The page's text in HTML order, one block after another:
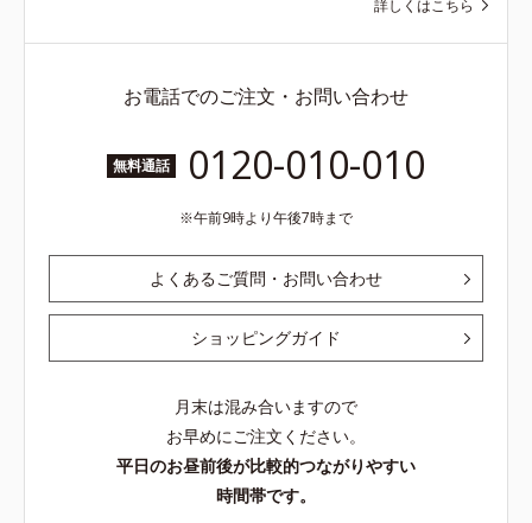
詳しくはこちら
お電話でのご注文・お問い合わせ
無料通話 0120-010-010
午前9時より午後7時まで
よくあるご質問・お問い合わせ
ショッピングガイド
月末は混み合いますので
お早めにご注文ください。
平日のお昼前後が比較的つながりやすい
時間帯です。